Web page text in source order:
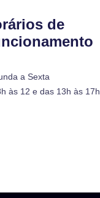
de
a Sexta
às 12 e das 13h às 17h